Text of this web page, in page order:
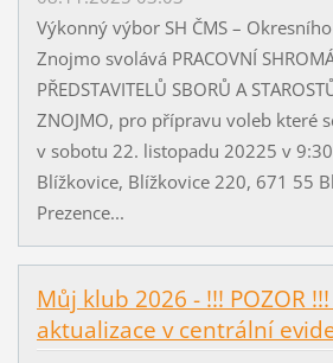
Výkonný výbor SH ČMS –
Znojmo svolává PRACOVNÍ
PŘEDSTAVITELŮ SBORŮ A
ZNOJMO, pro přípravu voleb které
v sobotu 22. listopadu 20225 v
Blížkovice, Blížkovice 220, 671 55
Prezence...
Můj klub 2026 - !!! POZOR
aktualizace v centrální